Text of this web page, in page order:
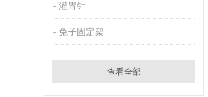
灌胃针
兔子固定架
查看全部